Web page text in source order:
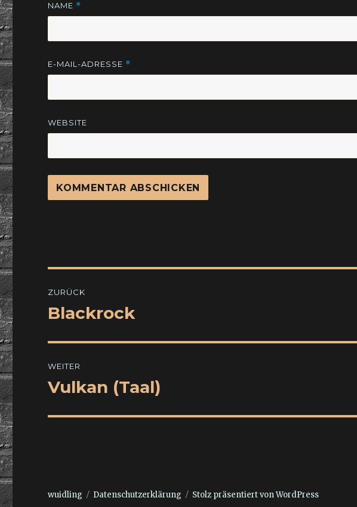
NAME *
E-MAIL-ADRESSE *
WEBSITE
ZURÜCK
Vorheriger
Blackrock
WEITER
Nächster
Vulkan (Taal)
wuidling Datenschutzerklärung Stolz präsentiert von WordPress